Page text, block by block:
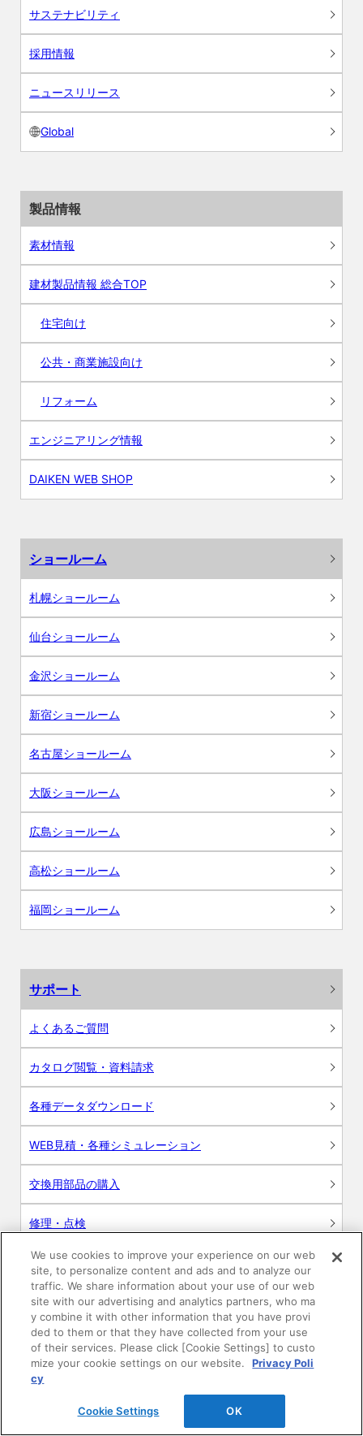
サステナビリティ
採用情報
ニュースリリース
Global
製品情報
素材情報
建材製品情報 総合TOP
住宅向け
公共・商業施設向け
リフォーム
エンジニアリング情報
DAIKEN WEB SHOP
ショールーム
札幌ショールーム
仙台ショールーム
金沢ショールーム
新宿ショールーム
名古屋ショールーム
大阪ショールーム
広島ショールーム
高松ショールーム
福岡ショールーム
サポート
よくあるご質問
カタログ閲覧・資料請求
各種データダウンロード
WEB見積・各種シミュレーション
交換用部品の購入
修理・点検
お問い合わせ
ログイン
建築・設計関係者様向けサイト
ユーザー登録サービス
WEB見積システム
We use cookies to improve your experience on our web
site, to personalize content and ads and to analyze our
traffic. We share information about your use of our web
site with our advertising and analytics partners, who ma
y combine it with other information that you have provi
ded to them or that they have collected from your use
of their services. Please click [Cookie Settings] to custo
mize your cookie settings on our website.
Privacy Poli
cy
Cookie Settings OK